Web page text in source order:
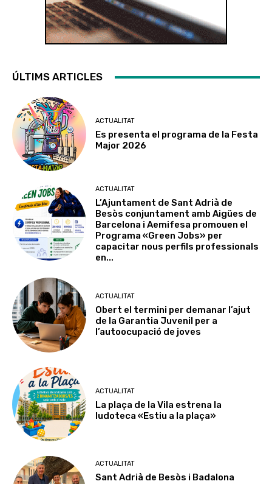
ÚLTIMS ARTICLES
ACTUALITAT
Es presenta el programa de la Festa
Major 2026
ACTUALITAT
L’Ajuntament de Sant Adrià de
Besòs conjuntament amb Aigües de
Barcelona i Aemifesa promouen el
Programa «Green Jobs» per
capacitar nous perfils professionals
en...
ACTUALITAT
Obert el termini per demanar l’ajut
de la Garantia Juvenil per a
l’autoocupació de joves
ACTUALITAT
La plaça de la Vila estrena la
ludoteca «Estiu a la plaça»
ACTUALITAT
Sant Adrià de Besòs i Badalona